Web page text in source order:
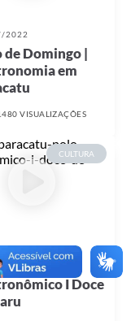
2022
de Domingo |
em
VISUALIZAÇÕES
CULTURA
2022
Polo
I Doce